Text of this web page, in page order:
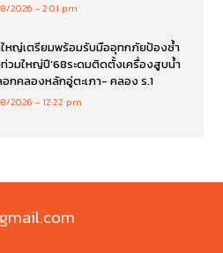
2026 2:01 pm
หญ่เตรียมพร้อมรับมืออุทกภัยป้องซ้ำ
วมใหญ่ปี’68ระดมติดตั้งเครื่องสูบน้ำ
กคลองหลักอู่ตะเภา- คลอง ร.1
2026 12:22 pm